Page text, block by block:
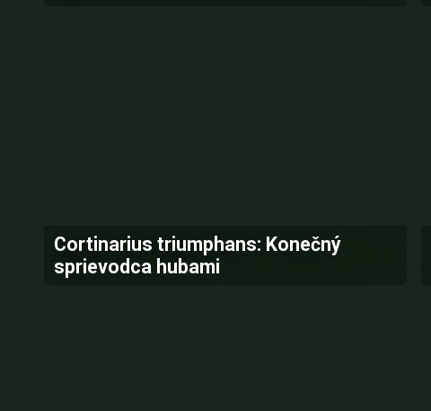
Cortinarius triumphans: Konečný
sprievodca hubami